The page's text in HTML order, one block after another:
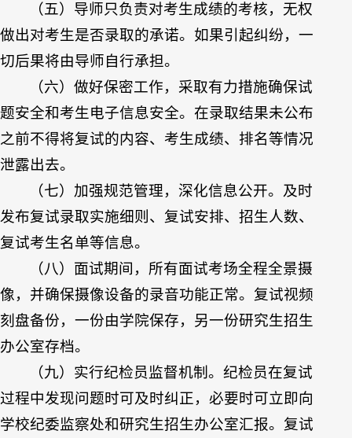
（五）导师只负责对考生成绩的考核，无权
做出对考生是否录取的承诺。如果引起纠纷，一
切后果将由导师自行承担。
（六）做好保密工作，采取有力措施确保试
题安全和考生电子信息安全。在录取结果未公布
之前不得将复试的内容、考生成绩、排名等情况
泄露出去。
（七）加强规范管理，深化信息公开。及时
发布复试录取实施细则、复试安排、招生人数、
复试考生名单等信息。
（八）面试期间，所有面试考场全程全景摄
像，并确保摄像设备的录音功能正常。复试视频
刻盘备份，一份由学院保存，另一份研究生招生
办公室存档。
（九）实行纪检员监督机制。纪检员在复试
过程中发现问题时可及时纠正，必要时可立即向
学校纪委监察处和研究生招生办公室汇报。复试